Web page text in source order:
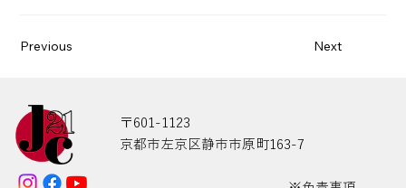
Previous Next
〒601-1123
京都市左京区静市市原町163-7